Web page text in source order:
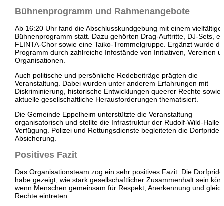
Bühnenprogramm und Rahmenangebote
Ab 16:20 Uhr fand die Abschlusskundgebung mit einem
Bühnenprogramm statt. Dazu gehörten Drag-Auftritte, DJ-Sets,
FLINTA-Chor sowie eine Taiko-Trommelgruppe. Ergänzt wurde
Programm durch zahlreiche Infostände von Initiativen, Vereinen
Organisationen.
Auch politische und persönliche Redebeiträge prägten die
Veranstaltung. Dabei wurden unter anderem Erfahrungen mit
Diskriminierung, historische Entwicklungen queerer Rechte sowie
aktuelle gesellschaftliche Herausforderungen thematisiert.
Die Gemeinde Eppelheim unterstützte die Veranstaltung
organisatorisch und stellte die Infrastruktur der Rudolf-Wild-Halle
Verfügung. Polizei und Rettungsdienste begleiteten die Dorfpride
Absicherung.
Positives Fazit
Das Organisationsteam zog ein sehr positives Fazit: Die Dorfpride
habe gezeigt, wie stark gesellschaftlicher Zusammenhalt sein
wenn Menschen gemeinsam für Respekt, Anerkennung und
Rechte eintreten.